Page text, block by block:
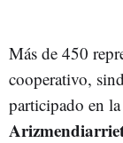
Más de 450
cooperativo,
participado en